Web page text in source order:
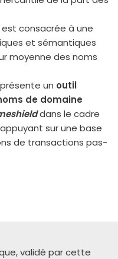
consa­crée à une
et séman­tiques
moyenne des noms
un outil
de domaine
dans le cadre
sur une base
de tran­sac­tions pas­
vali­dé par cette